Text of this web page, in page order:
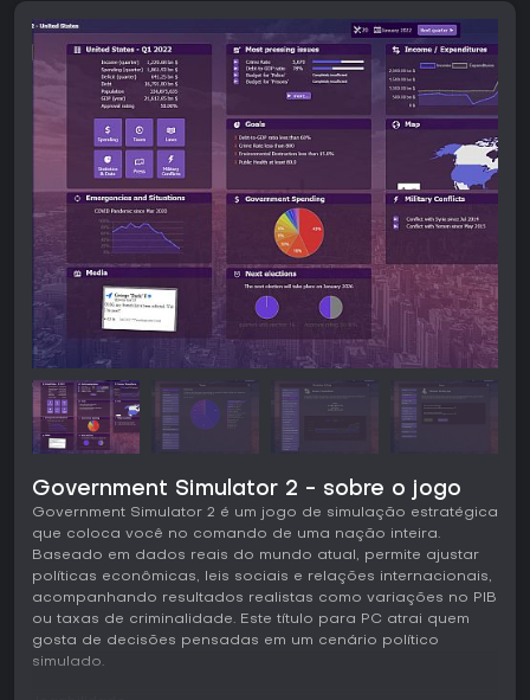
Government Simulator 2 - sobre o jogo
Government Simulator 2 é um jogo de simulação estratégica
que coloca você no comando de uma nação inteira.
Baseado em dados reais do mundo atual, permite ajustar
políticas econômicas, leis sociais e relações internacionais,
acompanhando resultados realistas como variações no PIB
ou taxas de criminalidade. Este título para PC atrai quem
gosta de decisões pensadas em um cenário político
simulado.